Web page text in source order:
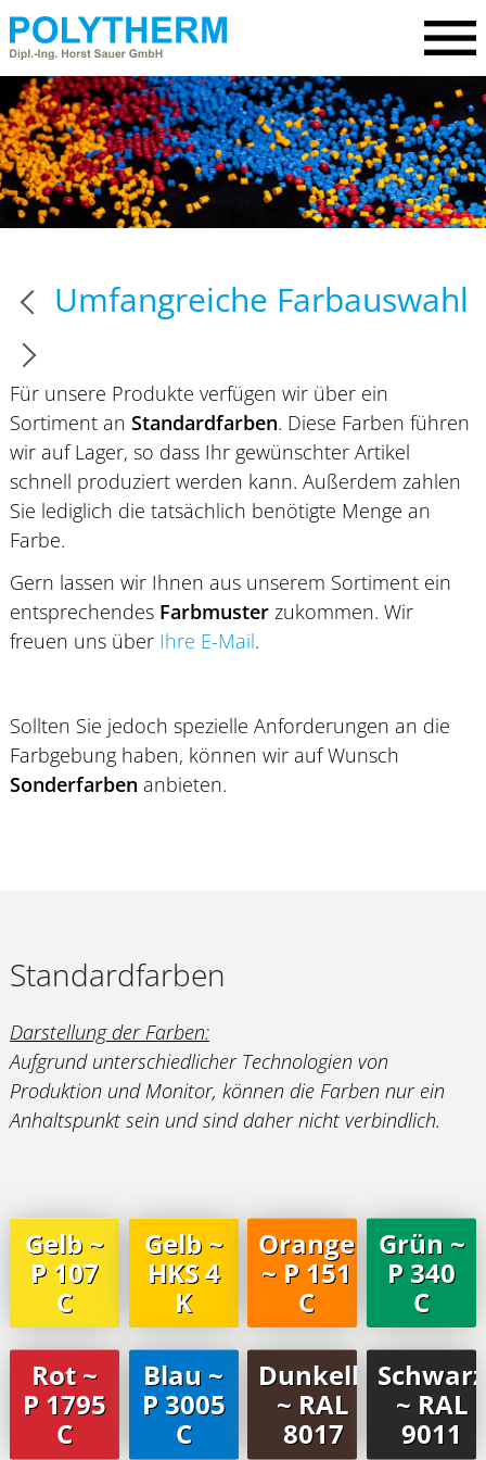
Umfangreiche Farbauswahl
Für unsere Produkte verfügen wir über ein
Sortiment an Standardfarben. Diese Farben führen
wir auf Lager, so dass Ihr gewünschter Artikel
schnell produziert werden kann. Außerdem zahlen
Sie lediglich die tatsächlich benötigte Menge an
Farbe.
Gern lassen wir Ihnen aus unserem Sortiment ein
entsprechendes Farbmusterzukommen. Wir
freuen uns über Ihre E-Mail.
Sollten Sie jedoch spezielle Anforderungen an die
Farbgebung haben, können wir auf Wunsch
Sonderfarben anbieten.
Standardfarben
Darstellung der Farben:
Aufgrund unterschiedlicher Technologien von
Produktion und Monitor, können die Farben nur ein
Anhaltspunkt sein und sind daher nicht verbindlich.
Gelb ~
P 107
C
Gelb ~
HKS 4
K
Orange
~ P 151
C
Grün ~
P 340
C
Rot ~
P 1795
C
Blau ~
P 3005
C
Dunkelbraun
~ RAL
8017
Schwarz
~ RAL
9011